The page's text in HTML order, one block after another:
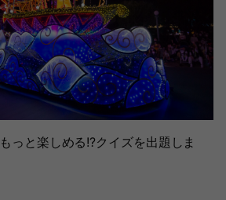
っと楽しめる!?クイズを出題しま